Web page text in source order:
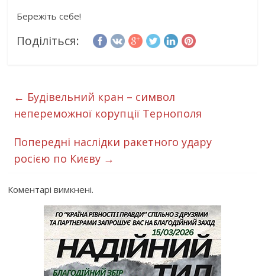
Бережіть себе!
Поділіться:
← Будівельний кран – символ
непереможної корупції Тернополя
Попередні наслідки ракетного удару
росією по Києву →
Коментарі вимкнені.